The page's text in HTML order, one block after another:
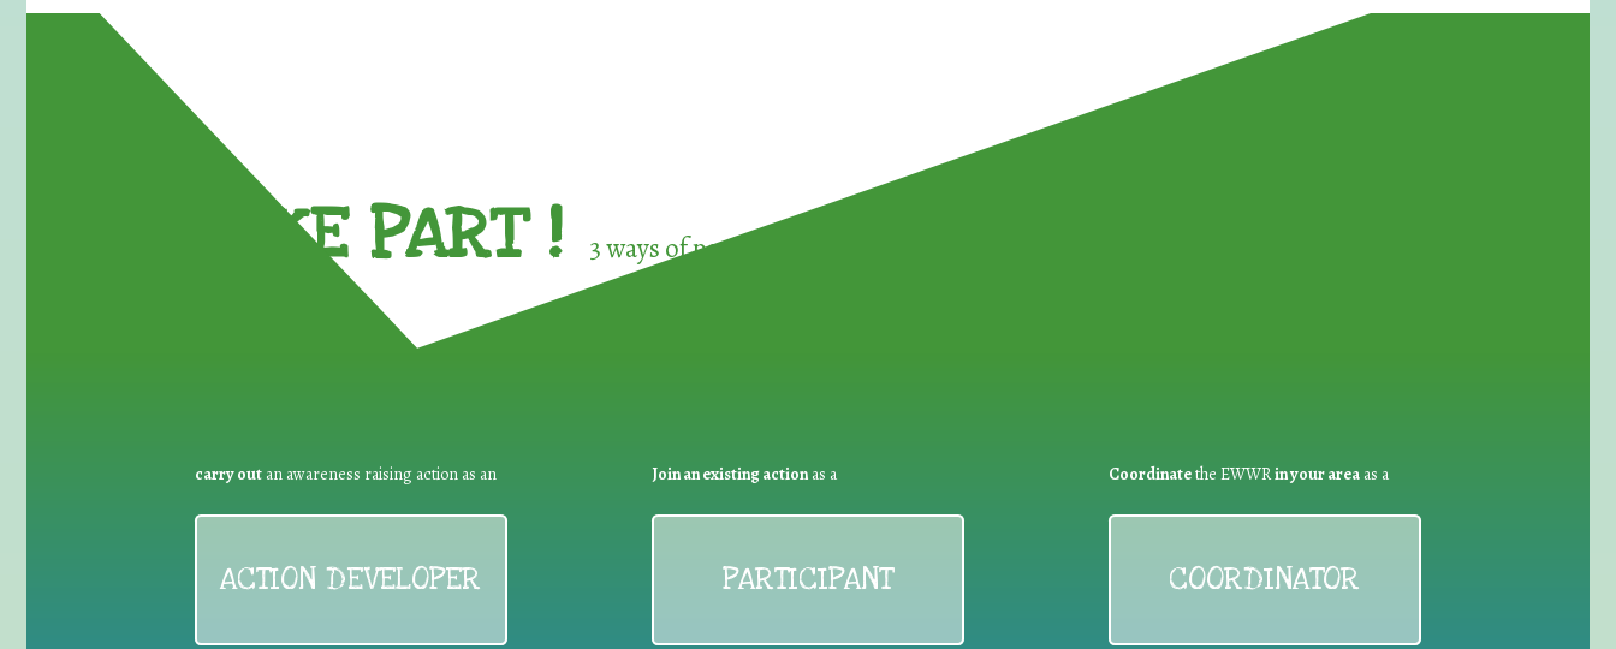
TAKE PART ! 3 ways of participating in the
carry out an awareness raising action as an
ACTION DEVELOPER
Join an existing actionas a
PARTICIPANT
Coordinatethe EWWRin your areaas a
COORDINATOR